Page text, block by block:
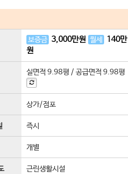
보증금 3,000만원 월세 140만
원
실면적9.98평 /공급면적9.98평
상가/점포
즉시
개별
근린생활시설